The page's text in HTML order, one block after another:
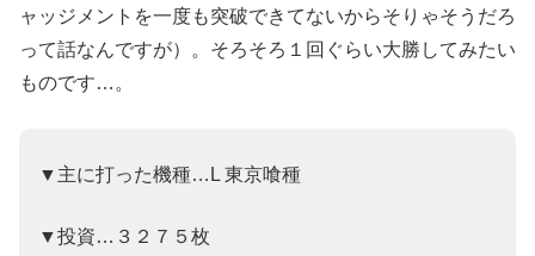
ャッジメントを一度も突破できてないからそりゃそうだろ
って話なんですが）。そろそろ１回ぐらい大勝してみたい
ものです…。
▼主に打った機種…L 東京喰種
▼投資…３２７５枚